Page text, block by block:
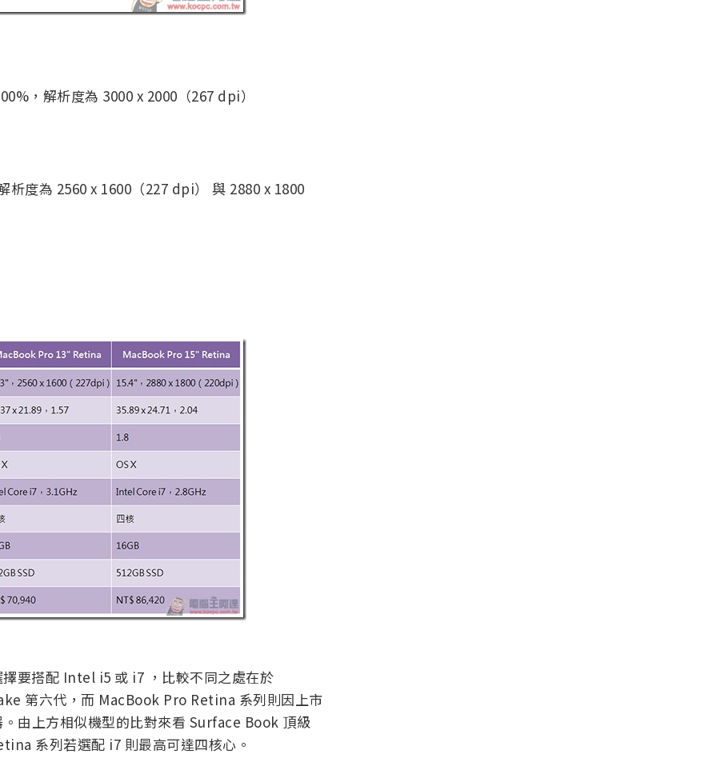
，解析度為 3000 x 2000（267 dpi）
度為 2560 x 1600（227 dpi） 與 2880 x 1800
要搭配 Intel i5 或 i7 ，比較不同之處在於
第六代，而 MacBook Pro Retina 系列則因上市
由上方相似機型的比對來看 Surface Book 頂級
系列若選配 i7 則最高可達四核心。